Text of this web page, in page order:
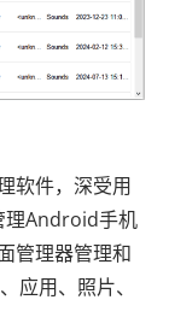
软件，深受用
理Android手机
管理器管理和
应用、照片、